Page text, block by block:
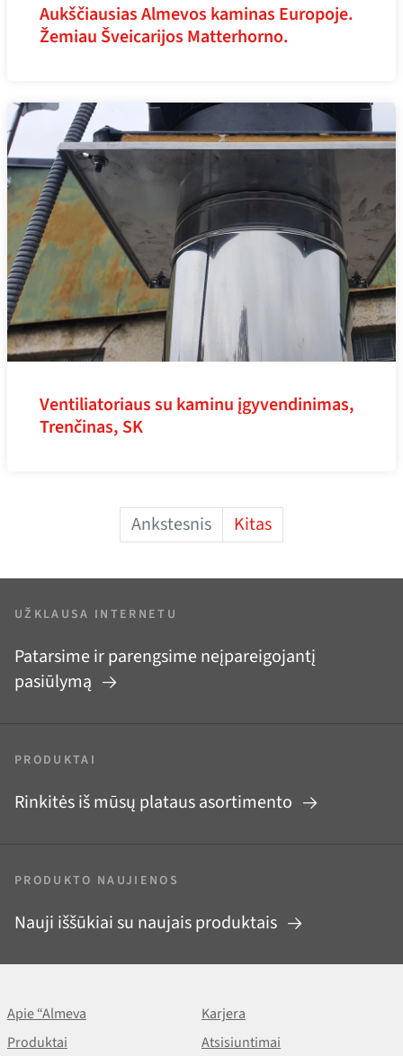
Aukščiausias Almevos kaminas Europoje.
Žemiau Šveicarijos Matterhorno.
Ventiliatoriaus su kaminu įgyvendinimas,
Trenčinas, SK
Ankstesnis Kitas
UŽKLAUSA INTERNETU
Patarsime ir parengsime neįpareigojantį
pasiūlymą
PRODUKTAI
Rinkitės iš mūsų plataus asortimento
PRODUKTO NAUJIENOS
Nauji iššūkiai su naujais produktais
Apie “Almeva
Karjera
Produktai
Atsisiuntimai